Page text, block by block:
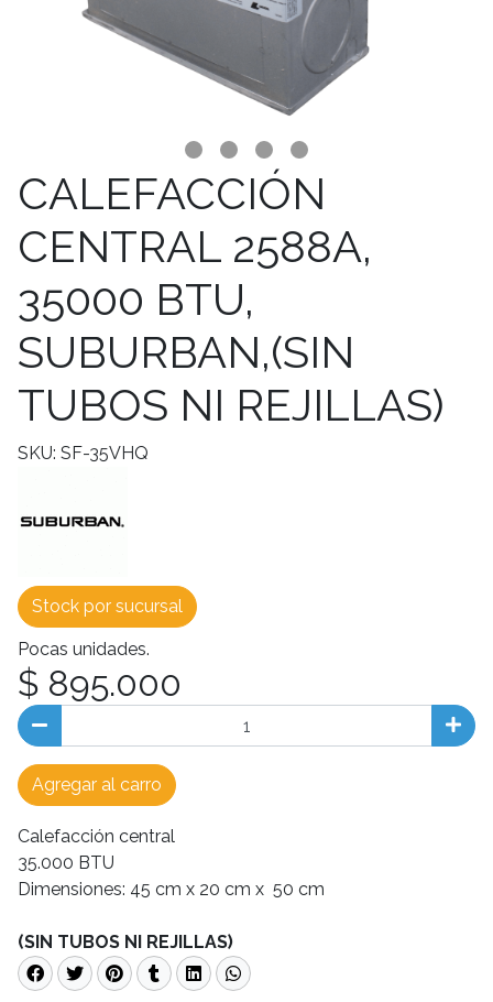
CALEFACCIÓN
CENTRAL 2588A,
35000 BTU,
SUBURBAN,(SIN
TUBOS NI REJILLAS)
SKU: SF-35VHQ
Stock por sucursal
Pocas unidades.
$ 895.000
Agregar al carro
Calefacción central
35.000 BTU
Dimensiones: 45 cm x 20 cm x 50 cm
(SIN TUBOS NI REJILLAS)